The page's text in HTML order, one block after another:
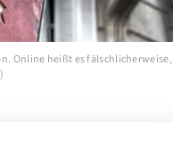
Online heißt es fälschlicherweise,